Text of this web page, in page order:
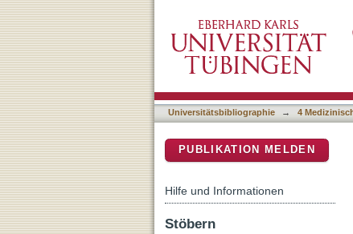
Complement activation
reduced birthweight
Universitätsbibliographie → 4
PUBLIKATION MELDEN
Hilfe und Informationen
Stöbern